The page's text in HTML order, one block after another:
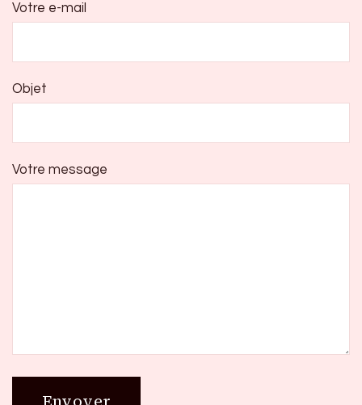
Votre e-mail
Objet
Votre message